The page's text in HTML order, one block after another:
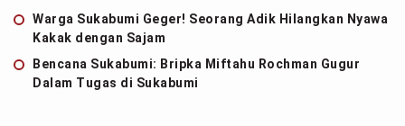
Warga Sukabumi Geger! Seorang Adik Hilangkan Nyawa
Kakak dengan Sajam
Bencana Sukabumi: Bripka Miftahu Rochman Gugur
Dalam Tugas di Sukabumi